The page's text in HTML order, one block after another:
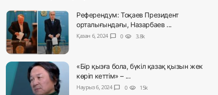
Референдум: Тоқаев Президент
орталығындағы, Назарбаев ...
Қазан 6, 2024 chat_bubble 0 visibility 3.8k
«Бір қызға бола, бүкіл қазақ қызын жек
көріп кеттім» – ...
Наурыз 6, 2024 chat_bubble 0 visibility 15k